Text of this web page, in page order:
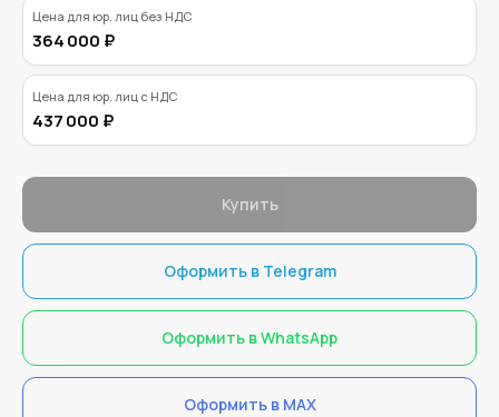
Цена для юр. лиц без НДС
364 000 ₽
Цена для юр. лиц с НДС
437 000 ₽
Купить
Оформить в Telegram
Оформить в WhatsApp
Оформить в MAX